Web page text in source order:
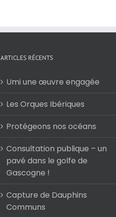
ARTICLES RÉCENTS
Umi une œuvre engagée
Les Orques Ibériques
Protégeons nos océans
Consultation publique – un
pavé dans le golfe de
Gascogne !
Capture de Dauphins
Communs